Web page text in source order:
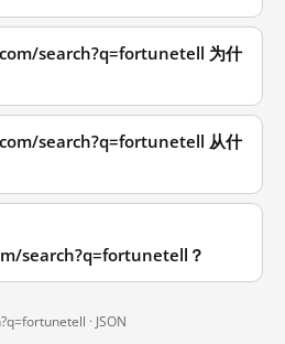
search?q=fortunetell 为什
search?q=fortunetell 从什
search?q=fortunetell？
· JSON